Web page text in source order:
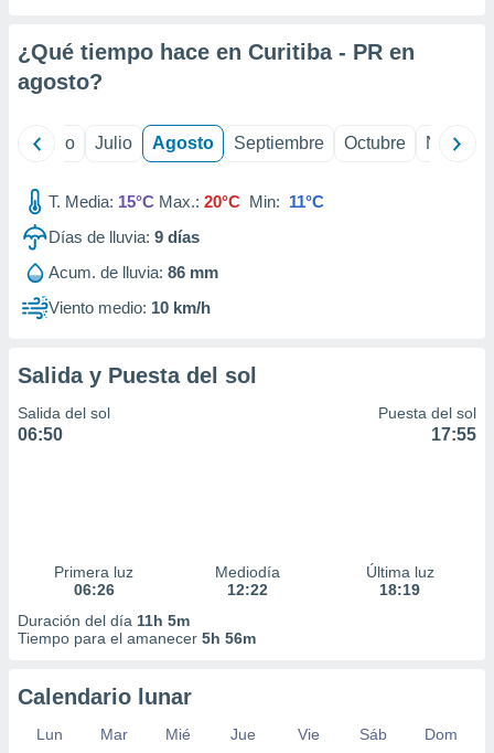
e
de
¿Qué tiempo hace en Curitiba - PR en
agosto?
Junio Julio Agosto Septiembre Octubre
T. Media: 15°C Max.: 20°C Min: 11°C
Días de lluvia: 9 días
Acum. de lluvia: 86 mm
Viento medio: 10 km/h
Salida y Puesta del sol
Salida del sol
06:50
Puesta del sol
17:55
Primera luz
06:26
Mediodía
12:22
Última luz
18:19
Duración del día 11h 5m
Tiempo para el amanecer 5h 56m
Calendario lunar
Lun Mar Mié Jue Vie Sáb
Dom